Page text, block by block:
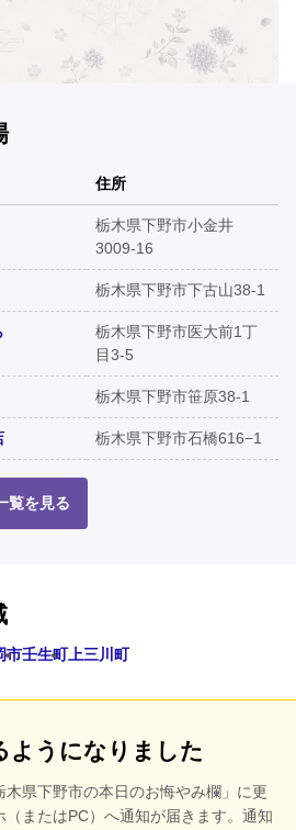
住所
栃木県下野市小金井
3009-16
栃木県下野市下古山38-1
栃木県下野市医大前1丁
目3-5
栃木県下野市笹原38-1
栃木県下野市石橋616−1
覧を見る
市壬生町上三川町
ようになりました
木県下野市の本日のお悔やみ欄」に更
またはPC）へ通知が届きます。通知